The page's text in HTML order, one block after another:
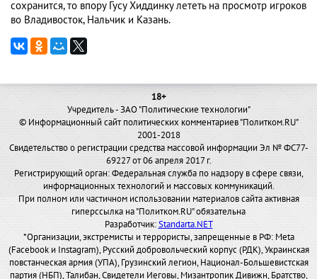
сохранится, то впору Гусу Хиддинку лететь на просмотр игроков
во Владивосток, Нальчик и Казань.
18+
Учредитель - ЗАО "Политические технологии"
© Информационный сайт политических комментариев "Политком.RU"
2001-2018
Свидетельство о регистрации средства массовой информации Эл № ФС77-
69227 от 06 апреля 2017 г.
Регистрирующий орган: Федеральная служба по надзору в сфере связи,
информационных технологий и массовых коммуникаций.
При полном или частичном использовании материалов сайта активная
гиперссылка на "Политком.RU" обязательна
Разработчик:Standarta.NET
*Организации, экстремисты и террористы, запрещенные в РФ: Meta
(Facebook и Instagram), Русский добровольческий корпус (РДК), Украинская
повстанческая армия (УПА), Грузинский легион, Национал-Большевистская
партия (НБП), Талибан, Свидетели Иеговы, Мизантропик Дивижн, Братство,